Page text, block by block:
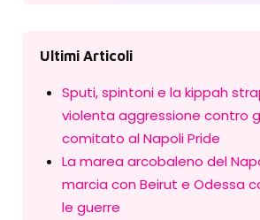
Ultimi Articoli
Sputi, spintoni e la kippah
violenta aggressione contro
comitato al Napoli Pride
La marea arcobaleno del
marcia con Beirut e Odessa
le guerre